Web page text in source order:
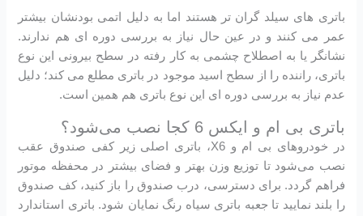
باتری های سیلد گران تر هستند اما به دلیل اتمی بودنشان بیشتر
عمر می کنند و در عین حال نیاز به بررسی دوره ای هم ندارند.
نشانگر یا به اصطلاح چشمی به کار رفته در سطح بیرونی این نوع
باتری، راننده را از سطح اسید موجود در باتری مطلع می کند؛ دلیل
عدم نیاز به بررسی دوره ای این نوع باتری هم همین است.
باتری بی ام و ایکس 6 کجا نصب می‌شود؟
در خودروهای بی ام و X6، باتری اصلی زیر کفی صندوق عقب
نصب می‌شود تا توزیع وزن بهتر و فضای بیشتر در محفظه موتور
فراهم گردد. برای دسترسی، درب صندوق را باز کنید، کف صندوق
را بلند نمایید تا جعبه باتری سیاه رنگ نمایان شود. باتری استاندارد